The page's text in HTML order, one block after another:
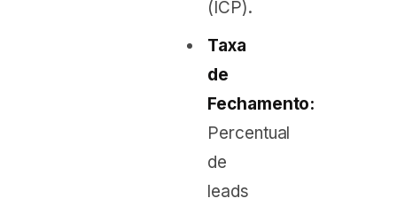
(ICP).
Taxa
de
Fechamento:
Percentual
de
leads